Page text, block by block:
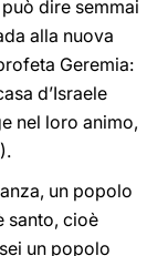
dire semmai
alla nuova
Geremia:
d’Israele
nel loro animo,
un popolo
santo, cioè
un popolo